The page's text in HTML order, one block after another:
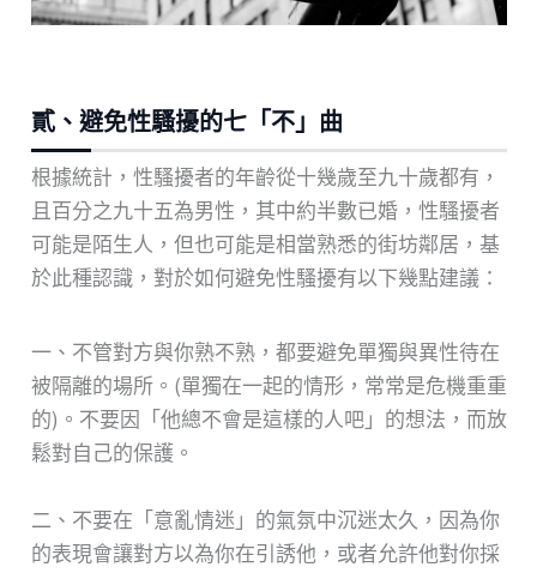
貳、避免性騷擾的七「不」曲
根據統計，性騷擾者的年齡從十幾歲至九十歲都有，
且百分之九十五為男性，其中約半數已婚，性騷擾者
可能是陌生人，但也可能是相當熟悉的街坊鄰居，基
於此種認識，對於如何避免性騷擾有以下幾點建議：
一、不管對方與你熟不熟，都要避免單獨與異性待在
被隔離的場所。(單獨在一起的情形，常常是危機重重
的)。不要因「他總不會是這樣的人吧」的想法，而放
鬆對自己的保護。
二、不要在「意亂情迷」的氣氛中沉迷太久，因為你
的表現會讓對方以為你在引誘他，或者允許他對你採